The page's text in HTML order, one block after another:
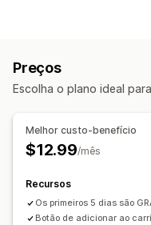
Preços
Escolha o plano ideal
Melhor custo-benefício
$12.99/mês
Recursos
Os primeiros 5 dias são
Botão de adicionar ao